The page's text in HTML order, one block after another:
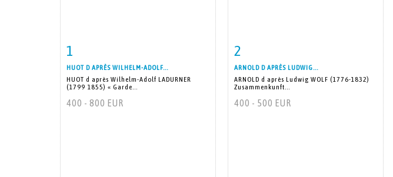
1
HUOT D APRÈS WILHELM-ADOLF...
HUOT d après Wilhelm-Adolf LADURNER
(1799 1855) « Garde...
400 - 800 EUR
2
ARNOLD D APRÈS LUDWIG...
ARNOLD d après Ludwig WOLF (1776-1832)
Zusammenkunft...
400 - 500 EUR